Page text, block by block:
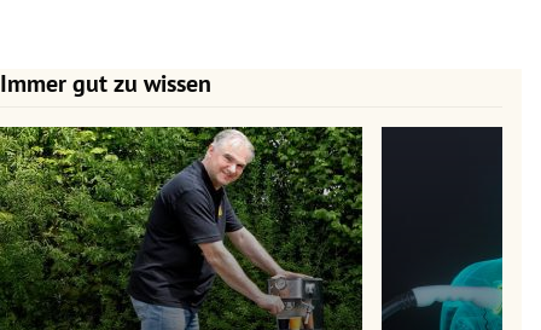
Immer gut zu wissen
Slide 1 von 7